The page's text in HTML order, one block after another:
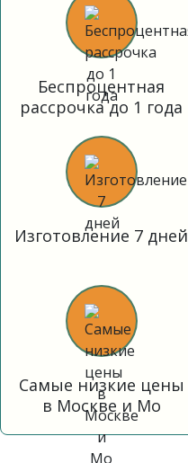
Беспроцентная
рассрочка до 1 года
Изготовление 7 дней
Самые низкие цены
в Москве и Мо